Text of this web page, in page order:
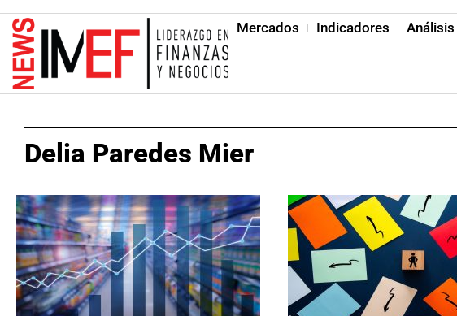
Mercados Indicadores Análisis
Delia Paredes Mier